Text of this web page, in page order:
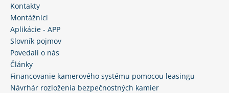
Kontakty
Montážnici
Aplikácie - APP
Slovník pojmov
Povedali o nás
Články
Financovanie kamerového systému pomocou leasingu
Návrhár rozloženia bezpečnostných kamier